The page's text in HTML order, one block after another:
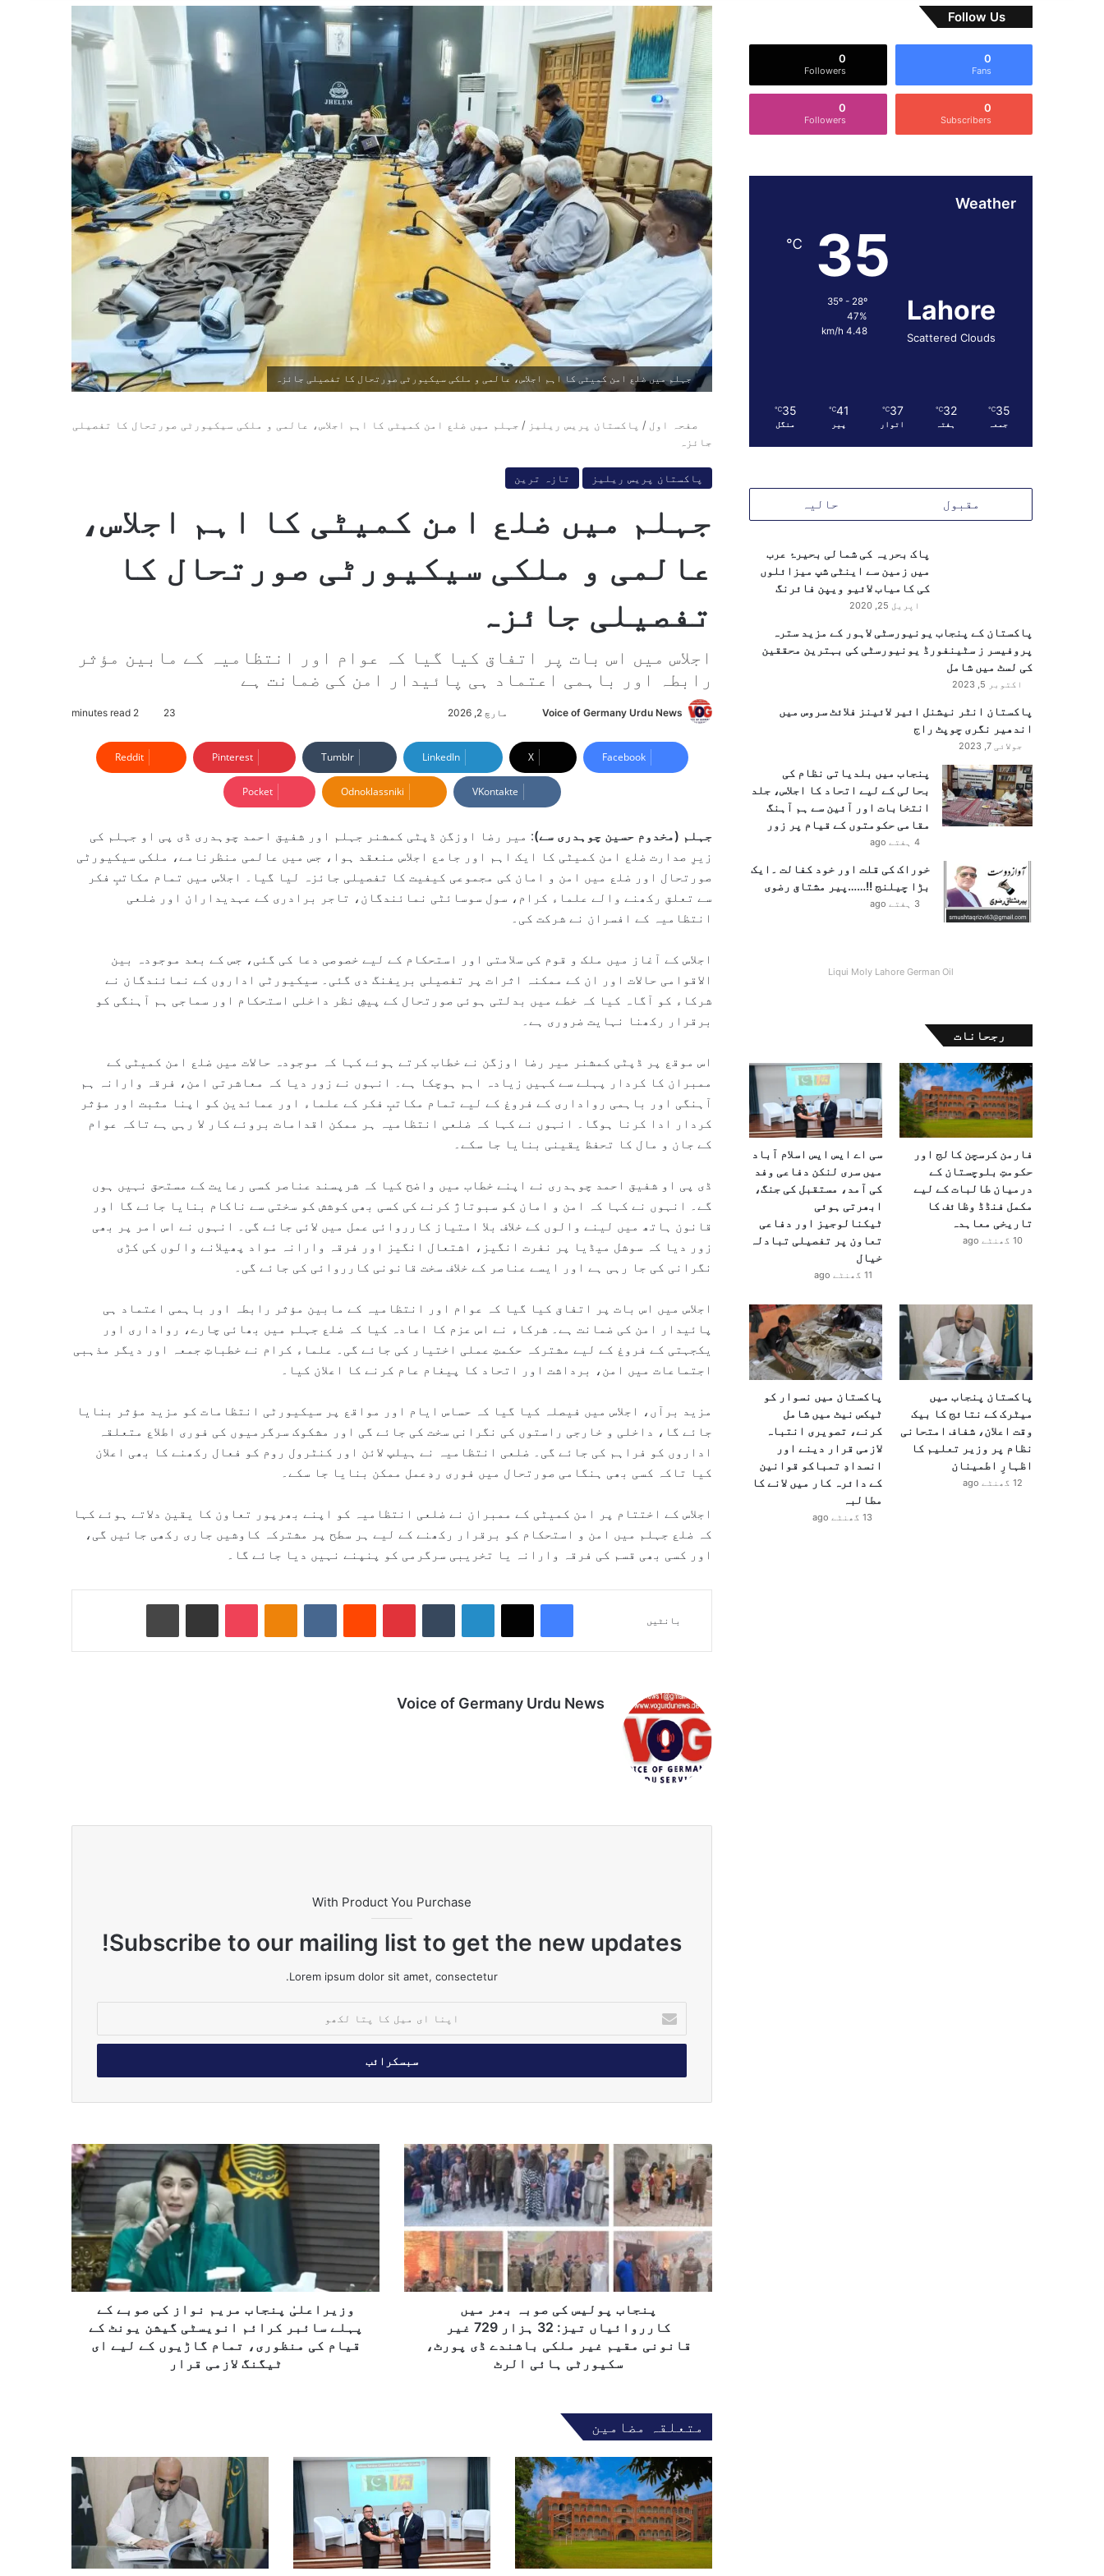
جہلم میں ضلع امن کمیٹی کا اہم اجلاس، عالمی و ملکی سیکیورٹی صورتحال کا تفصیلی جائزہ
صفحہ اول / پاکستان پریس ریلیز / جہلم میں ضلع امن کمیٹی کا اہم اجلاس، عالمی و ملکی سیکیورٹی صورتحال کا تفصیلی
جائزہ
پاکستان پریس ریلیز تازہ ترین
جہلم میں ضلع امن کمیٹی کا اہم اجلاس،
عالمی و ملکی سیکیورٹی صورتحال کا
تفصیلی جائزہ
اجلاس میں اس بات پر اتفاق کیا گیا کہ عوام اور انتظامیہ کے مابین مؤثر
رابطہ اور باہمی اعتماد ہی پائیدار امن کی ضمانت ہے
Voice of Germany Urdu News
n
d
n
مارچ 2, 2026 23
Facebook
X
LinkedIn
Tumblr
Pinterest
Reddit
VKontakte
Odnoklassniki
Pocket
جہلم (مخدوم حسین چوہدری سے): میر رضا اوزگن ڈپٹی کمشنر جہلم اور شفیق احمد چوہدری ڈی پی او جہلم کی
زیرِ صدارت ضلع امن کمیٹی کا ایک اہم اور جامع اجلاس منعقد ہوا، جس میں عالمی منظرنامے، ملکی سیکیورٹی
صورتحال اور ضلع میں امن و امان کی مجموعی کیفیت کا تفصیلی جائزہ لیا گیا۔ اجلاس میں تمام مکاتبِ فکر
سے تعلق رکھنے والے علماء کرام، سول سوسائٹی نمائندگان، تاجر برادری کے عہدیداران اور ضلعی
انتظامیہ کے افسران نے شرکت کی۔
اجلاس کے آغاز میں ملک و قوم کی سلامتی اور استحکام کے لیے خصوصی دعا کی گئی، جس کے بعد موجودہ بین
الاقوامی حالات اور ان کے ممکنہ اثرات پر تفصیلی بریفنگ دی گئی۔ سیکیورٹی اداروں کے نمائندگان نے
شرکاء کو آگاہ کیا کہ خطے میں بدلتی ہوئی صورتحال کے پیشِ نظر داخلی استحکام اور سماجی ہم آہنگی کو
برقرار رکھنا نہایت ضروری ہے۔
اس موقع پر ڈپٹی کمشنر میر رضا اوزگن نے خطاب کرتے ہوئے کہا کہ موجودہ حالات میں ضلع امن کمیٹی کے
ممبران کا کردار پہلے سے کہیں زیادہ اہم ہوچکا ہے۔ انہوں نے زور دیا کہ معاشرتی امن، فرقہ وارانہ ہم
آہنگی اور باہمی رواداری کے فروغ کے لیے تمام مکاتبِ فکر کے علماء اور عمائدین کو اپنا مثبت اور مؤثر
کردار ادا کرنا ہوگا۔ انہوں نے کہا کہ ضلعی انتظامیہ ہر ممکن اقدامات بروئے کار لا رہی ہے تاکہ عوام
کے جان و مال کا تحفظ یقینی بنایا جا سکے۔
ڈی پی او شفیق احمد چوہدری نے اپنے خطاب میں واضح کیا کہ شرپسند عناصر کسی رعایت کے مستحق نہیں ہوں
گے۔ انہوں نے کہا کہ امن و امان کو سبوتاژ کرنے کی کسی بھی کوشش کو سختی سے ناکام بنایا جائے گا اور
قانون ہاتھ میں لینے والوں کے خلاف بلا امتیاز کارروائی عمل میں لائی جائے گی۔ انہوں نے اس امر پر بھی
زور دیا کہ سوشل میڈیا پر نفرت انگیز، اشتعال انگیز اور فرقہ وارانہ مواد پھیلانے والوں کی کڑی
نگرانی کی جا رہی ہے اور ایسے عناصر کے خلاف سخت قانونی کارروائی کی جائے گی۔
اجلاس میں اس بات پر اتفاق کیا گیا کہ عوام اور انتظامیہ کے مابین مؤثر رابطہ اور باہمی اعتماد ہی
پائیدار امن کی ضمانت ہے۔ شرکاء نے اس عزم کا اعادہ کیا کہ ضلع جہلم میں بھائی چارے، رواداری اور
یکجہتی کے فروغ کے لیے مشترکہ حکمتِ عملی اختیار کی جائے گی۔ علماء کرام نے خطباتِ جمعہ اور دیگر مذہبی
اجتماعات میں امن، برداشت اور اتحاد کا پیغام عام کرنے کا اعلان کیا۔
مزید برآں، اجلاس میں فیصلہ کیا گیا کہ حساس ایام اور مواقع پر سیکیورٹی انتظامات کو مزید مؤثر بنایا
جائے گا، داخلی و خارجی راستوں کی نگرانی سخت کی جائے گی اور مشکوک سرگرمیوں کی فوری اطلاع متعلقہ
اداروں کو فراہم کی جائے گی۔ ضلعی انتظامیہ نے ہیلپ لائن اور کنٹرول روم کو فعال رکھنے کا بھی اعلان
کیا تاکہ کسی بھی ہنگامی صورتحال میں فوری ردِعمل ممکن بنایا جا سکے۔
اجلاس کے اختتام پر امن کمیٹی کے ممبران نے ضلعی انتظامیہ کو اپنے بھرپور تعاون کا یقین دلاتے ہوئے کہا
کہ ضلع جہلم میں امن و استحکام کو برقرار رکھنے کے لیے ہر سطح پر مشترکہ کاوشیں جاری رکھی جائیں گی،
اور کسی بھی قسم کی فرقہ وارانہ یا تخریبی سرگرمی کو پنپنے نہیں دیا جائے گا۔
بانٹیں
X
LinkedIn
VKontakte ای میل کے ذریعے شیئر کریں
Voice of Germany Urdu News
With Product You Purchase
Subscribe to our mailing list to get the new updates!
Lorem ipsum dolor sit amet, consectetur.
ن
ا
ل
ک
ا
پ
ت
ا
ل
ک
ھ
پ
ن
ج
ا
پ
و
ل
ی
ہ
ر
م
ی
ں
ک
ا
ر
پنجاب پولیس کی صوبہ بھر میں
کارروائیاں تیز: 32 ہزار 729 غیر
قانونی مقیم غیر ملکی باشندے ڈی پورٹ،
سکیورٹی ہائی الرٹ
و
ز
ی
ر
ا
ع
ل
یٰ
پ
و
ا
ک
ی
و
وزیراعلیٰ پنجاب مریم نواز کی صوبے کے
پہلے سائبر کرائم انویسٹی گیشن یونٹ کے
قیام کی منظوری، تمام گاڑیوں کے لیے ای
ٹیگنگ لازمی قرار
متعلقہ مضامین
Follow Us
0
Fans
0
Followers
0
Subscribers
0
Followers
Weather
Lahore
Scattered Clouds
35
℃
47%
4.48 km/h
35
℃
جمعہ
32
℃
ہفتہ
37
℃
اتوار
41
℃
پیر
35
℃
منگل
مقبول حالیہ
پاک بحریہ کی شمالی بحیرۂ عرب
میں زمین سے اینٹی شپ میزائلوں
کی کامیاب لائیو ویپن فائرنگ
اپریل 25, 2020
پاکستان کے پنجاب یونیورسٹی لاہور کے مزید سترہ
پروفیسر ز سٹینفورڈ یونیورسٹی کی بہترین محققین
کی لسٹ میں شامل
اکتوبر 5, 2023
پاکستان انٹر نیشنل ائیر لائینز فلائٹ سروس میں
اندھیر نگری چوپٹ راج
جولائی 7, 2023
پنجاب میں بلدیاتی نظام کی
بحالی کے لیے اتحاد کا اجلاس، جلد
انتخابات اور آئین سے ہم آہنگ
مقامی حکومتوں کے قیام پر زور
4 ہفتے ago
خوراک کی قلت اور خود کفالت ۔ایک
بڑا چیلنج !!……پیر مشتاق رضوی
3 ہفتے ago
Liqui Moly Lahore German Oil
رجحانات
فارمن کرسچن کالج اور
حکومتِ بلوچستان کے
درمیان طالبات کے لیے
مکمل فنڈڈ وظائف کا
تاریخی معاہدہ
10 گھنٹے ago
سی اے ایس ایس اسلام آباد
میں سری لنکن دفاعی وفد
کی آمد، مستقبل کی جنگ،
ابھرتی ہوئی
ٹیکنالوجیز اور دفاعی
تعاون پر تفصیلی تبادلہ
خیال
11 گھنٹے ago
پاکستان پنجاب میں
میٹرک کے نتائج کا بیک
وقت اعلان، شفاف امتحانی
نظام پر وزیر تعلیم کا
اظہارِ اطمینان
12 گھنٹے ago
پاکستان میں نسوار کو
ٹیکس نیٹ میں شامل
کرنے، تصویری انتباہ
لازمی قرار دینے اور
انسدادِ تمباکو قوانین
کے دائرہ کار میں لانے کا
مطالبہ
13 گھنٹے ago